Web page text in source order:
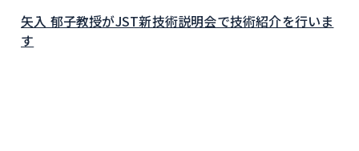
矢入 郁子教授がJST新技術説明会で技術紹介を行いま
す